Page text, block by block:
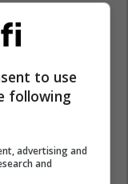
Hendboll
to use
following
advertising and
and